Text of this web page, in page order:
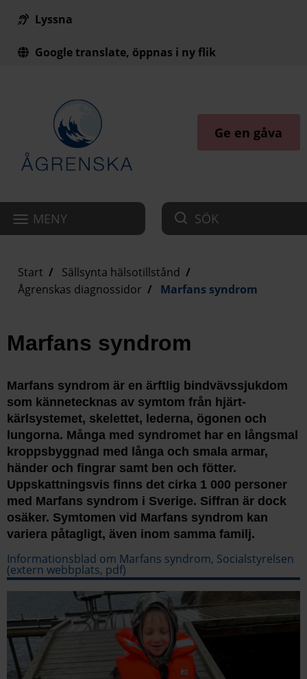
Till innehåll på sidan
Lyssna
Google translate, öppnas i ny flik
Ge en gåva
MENY SÖK
Start
Sällsynta hälsotillstånd
Ågrenskas diagnossidor
Marfans syndrom
Marfans syndrom
Marfans syndrom är en ärftlig bindvävssjukdom
som kännetecknas av symtom från hjärt-
kärlsystemet, skelettet, lederna, ögonen och
lungorna. Många med syndromet har en långsmal
kroppsbyggnad med långa och smala armar,
händer och fingrar samt ben och fötter.
Uppskattningsvis finns det cirka 1 000 personer
med Marfans syndrom i Sverige. Siffran är dock
osäker. Symtomen vid Marfans syndrom kan
variera påtagligt, även inom samma familj.
Informationsblad om Marfans syndrom, Socialstyrelsen
(extern webbplats, pdf)